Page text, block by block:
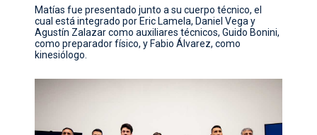
Matías fue presentado junto a su cuerpo técnico, el
cual está integrado por Eric Lamela, Daniel Vega y
Agustín Zalazar como auxiliares técnicos, Guido Bonini,
como preparador físico, y Fabio Álvarez, como
kinesiólogo.